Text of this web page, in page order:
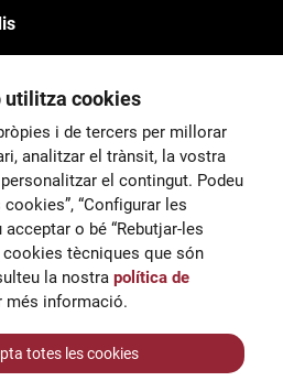
utilitza cookies
i de tercers per millorar
analitzar el trànsit, la vostra
el contingut. Podeu
“Configurar les
o bé “Rebutjar-les
tècniques que són
la nostra política de
més informació.
totes les cookies